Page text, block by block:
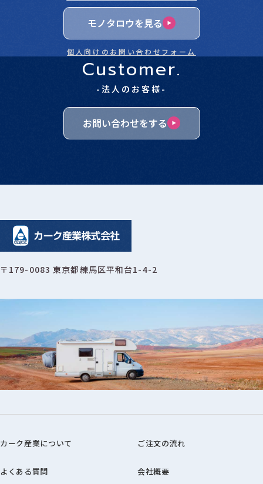
モノタロウを見る
個人向けのお問い合わせフォーム
Customer.
-法人のお客様-
お問い合わせをする
〒179-0083 東京都練馬区平和台1-4-2
カーク産業について ご注文の流れ
よくある質問 会社概要